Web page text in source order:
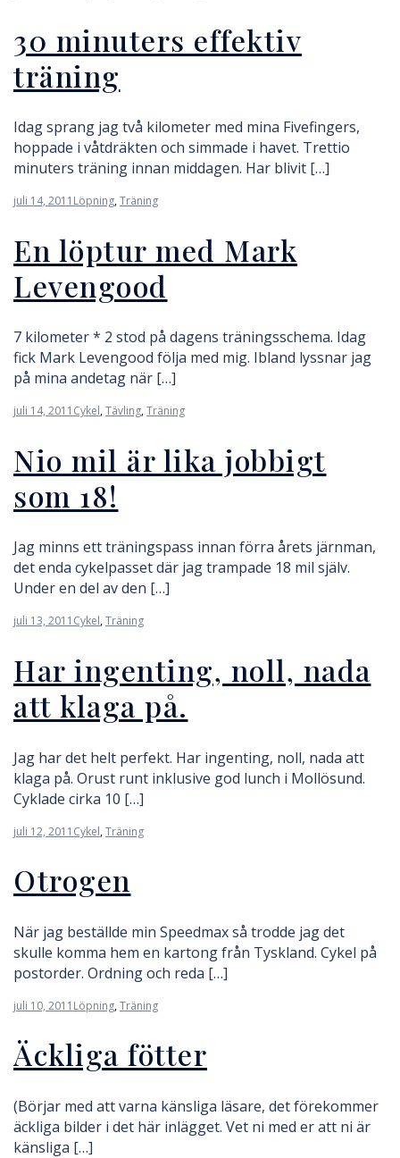
30 minuters effektiv
träning
Idag sprang jag två kilometer med mina Fivefingers,
hoppade i våtdräkten och simmade i havet. Trettio
minuters träning innan middagen. Har blivit […]
juli 14, 2011 Löpning,Träning
En löptur med Mark
Levengood
7 kilometer * 2 stod på dagens träningsschema. Idag
fick Mark Levengood följa med mig. Ibland lyssnar jag
på mina andetag när […]
juli 14, 2011 Cykel,Tävling,Träning
Nio mil är lika jobbigt
som 18!
Jag minns ett träningspass innan förra årets järnman,
det enda cykelpasset där jag trampade 18 mil själv.
Under en del av den […]
juli 13, 2011 Cykel,Träning
Har ingenting, noll, nada
att klaga på.
Jag har det helt perfekt. Har ingenting, noll, nada att
klaga på. Orust runt inklusive god lunch i Mollösund.
Cyklade cirka 10 […]
juli 12, 2011 Cykel,Träning
Otrogen
När jag beställde min Speedmax så trodde jag det
skulle komma hem en kartong från Tyskland. Cykel på
postorder. Ordning och reda […]
juli 10, 2011 Löpning,Träning
Äckliga fötter
(Börjar med att varna känsliga läsare, det förekommer
äckliga bilder i det här inlägget. Vet ni med er att ni är
känsliga […]